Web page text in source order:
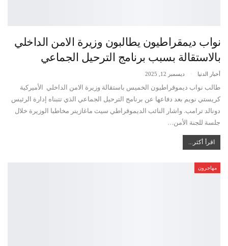
نواب ديمقراطيون يطالبون وزيرة الامن الداخلي
بالاستقالة بسبب برنامج الترحيل الجماعي
أخبار الدنيا ديسمبر 12, 2025
طالب نواب ديموقراطيون الخميس باستقالة وزيرة الامن الداخلي ​ الأميركية
كريستي نويم بعد دفاعها عن برنامج الترحيل الجماعي الذي تتبناه إدارة الرئيس
دونالد ترامب. واشار النائب الديموقراطي سيث ماغازينر مخاطبا الوزيرة خلال
جلسة للجنة الأمن…
اقرأ أكثر...
مهاجرون